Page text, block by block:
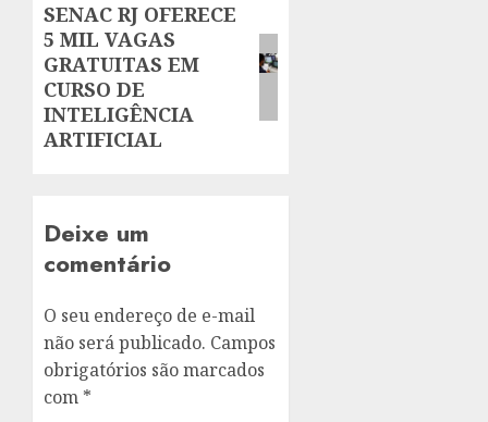
Next
post:
SENAC RJ OFERECE
5 MIL VAGAS
GRATUITAS EM
CURSO DE
INTELIGÊNCIA
ARTIFICIAL
Deixe um
comentário
O seu endereço de e-mail
não será publicado. Campos
obrigatórios são marcados
com *